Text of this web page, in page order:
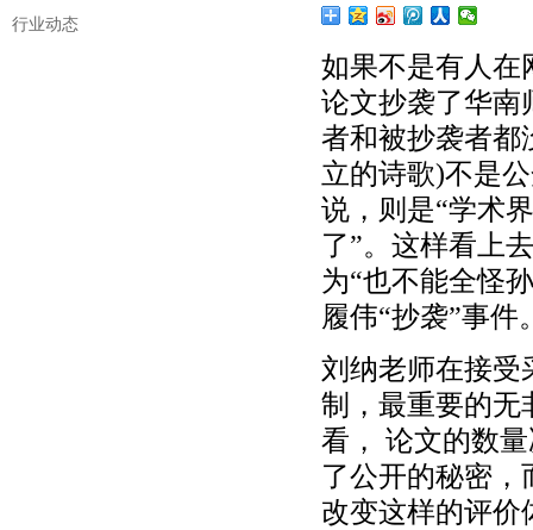
行业动态
如果不是有人在
论文抄袭了华南
者和被抄袭者都
立的诗歌)不是
说，则是“学术
了”。这样看上
为“也不能全怪
履伟“抄袭”事件
刘纳老师在接受
制，最重要的无
看， 论文的数
了公开的秘密
改变这样的评价